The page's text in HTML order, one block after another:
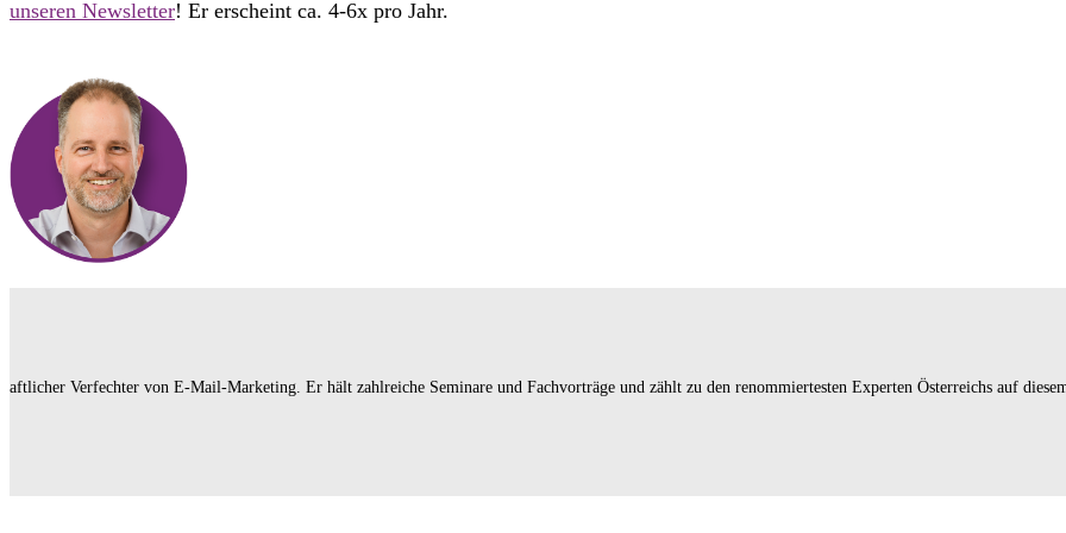
unseren Newsletter! Er erscheint ca. 4-6x pro Jahr.
Verfechter von E-Mail-Marketing. Er hält zahlreiche Seminare und Fachvorträge und zählt zu den renommiertesten Experten Österreichs auf